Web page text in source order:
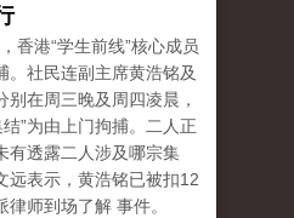
香港“学生前线”核心成员
。社民连副主席黄浩铭及
别在周三晚及周四凌晨，
”为由上门拘捕。二人正
有透露二人涉及哪宗集
远表示，黄浩铭已被扣12
师到场了解 事件。